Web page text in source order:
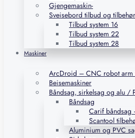
Gjengemaskin-
Sveisebord tilbud og tilbehør
Tilbud system 16
Tilbud system 22
Tilbud system 28
Maskiner
ArcDroid – CNC robot
Beisemaskiner
Båndsag, sirkelsag og alu /
Båndsag
Carif båndsag
Scantool
Aluminium og PVC